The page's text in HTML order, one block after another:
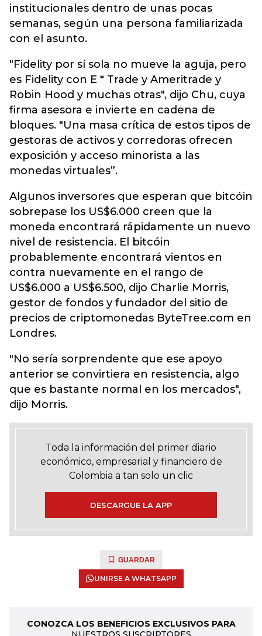
institucionales dentro de unas pocas
semanas, según una persona familiarizada
con el asunto.
"Fidelity por sí sola no mueve la aguja, pero
es Fidelity con E * Trade y Ameritrade y
Robin Hood y muchas otras", dijo Chu, cuya
firma asesora e invierte en cadena de
bloques. "Una masa crítica de estos tipos de
gestoras de activos y corredoras ofrecen
exposición y acceso minorista a las
monedas virtuales”.
Algunos inversores que esperan que bitcóin
sobrepase los US$6.000 creen que la
moneda encontrará rápidamente un nuevo
nivel de resistencia. El bitcóin
probablemente encontrará vientos en
contra nuevamente en el rango de
US$6.000 a US$6.500, dijo Charlie Morris,
gestor de fondos y fundador del sitio de
precios de criptomonedas ByteTree.com en
Londres.
"No sería sorprendente que ese apoyo
anterior se convirtiera en resistencia, algo
que es bastante normal en los mercados",
dijo Morris.
Toda la información del primer diario
económico, empresarial y financiero de
Colombia a tan solo un clic
DESCARGUE LA APP
GUARDAR
UNIRSE A WHATSAPP
CONOZCA LOS BENEFICIOS EXCLUSIVOS PARA